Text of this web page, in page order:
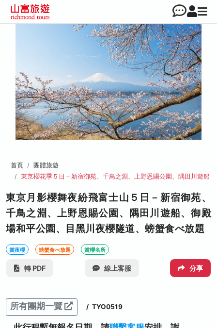
首頁
團體旅遊
東京櫻花季５日－新宿御苑、千鳥之淵、上野恩賜公園、隅田川遊船
東京月影櫻舞夜紛飛富士山５日－新宿御苑、
千鳥之淵、上野恩賜公園、隅田川遊船、御殿
場和平公園、目黑川夜櫻隧道、螃蟹食べ放題
賞夜櫻 螃蟹食べ放題 賞櫻名所
轉 PDF 線上客服 分享
所有團期一覽 / TYO0519